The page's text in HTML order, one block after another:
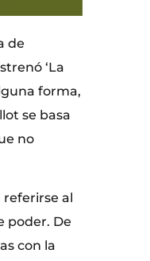
de
‘La
forma,
se basa
no
referirse al
poder. De
con la